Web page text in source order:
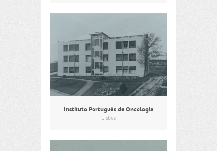
Instituto Português de Oncologia
Lisboa